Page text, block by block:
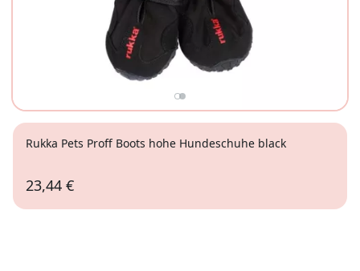
2
Rukka Pets Proff Boots hohe Hundeschuhe black
23,44 €